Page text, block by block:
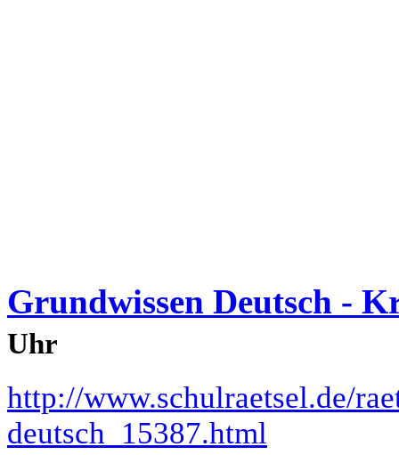
Grundwissen Deutsch -
Uhr
http://www.schulraetsel.de/
deutsch_15387.html